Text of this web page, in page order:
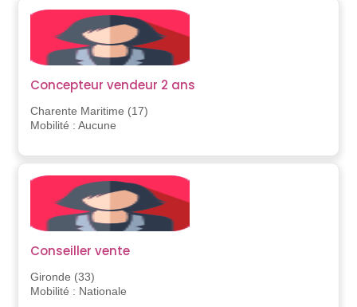
Concepteur vendeur 2 ans
Charente Maritime (17)
Mobilité : Aucune
Conseiller vente
Gironde (33)
Mobilité : Nationale